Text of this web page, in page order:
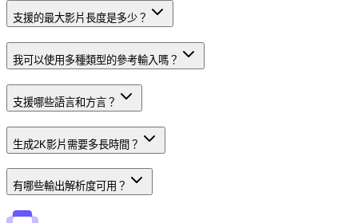
支援的最大影片長度是多少？
我可以使用多種類型的參考輸入嗎？
支援哪些語言和方言？
生成2K影片需要多長時間？
有哪些輸出解析度可用？